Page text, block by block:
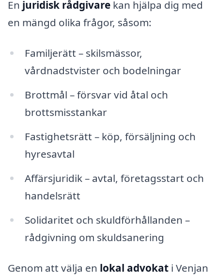
En juridisk rådgivare kan hjälpa dig med
en mängd olika frågor, såsom:
Familjerätt – skilsmässor,
vårdnadstvister och bodelningar
Brottmål – försvar vid åtal och
brottsmisstankar
Fastighetsrätt – köp, försäljning och
hyresavtal
Affärsjuridik – avtal, företagsstart och
handelsrätt
Solidaritet och skuldförhållanden –
rådgivning om skuldsanering
Genom att välja en lokal advokat i Venjan